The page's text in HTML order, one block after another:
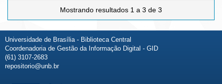
Mostrando resultados 1 a 3 de 3
Universidade de Brasília - Biblioteca Central
Coordenadoria de Gestão da Informação Digital - GID
(61) 3107-2683
repositorio@unb.br